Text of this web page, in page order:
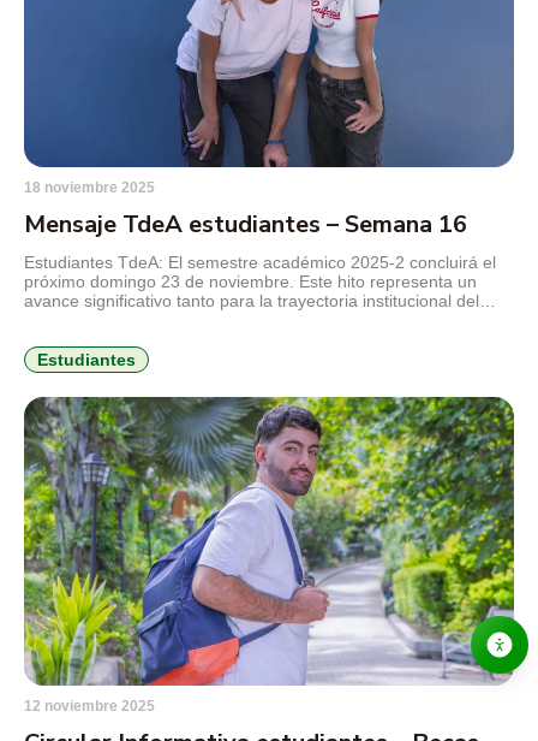
18 noviembre 2025
Mensaje TdeA estudiantes – Semana 16
Estudiantes TdeA: El semestre académico 2025-2 concluirá el
próximo domingo 23 de noviembre. Este hito representa un
avance significativo tanto para la trayectoria institucional del
compromiso, el sentido de pertenencia y la participación en
procesos fundamentales […]
Estudiantes
12 noviembre 2025